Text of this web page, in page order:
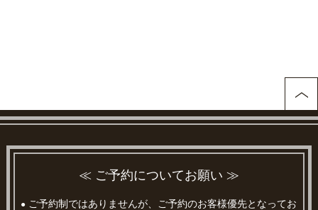
≪ ご予約についてお願い ≫
● ご予約制ではありませんが、ご予約のお客様優先となってお